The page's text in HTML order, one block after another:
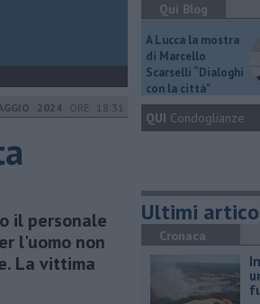
2024 ORE 18:31
il personale
l'uomo non
La vittima
Qui Blog
A Lucca la mostra
di Marcello
Scarselli “Dialoghi
con la città"
QUI Condoglianze
Ultimi
Cronaca